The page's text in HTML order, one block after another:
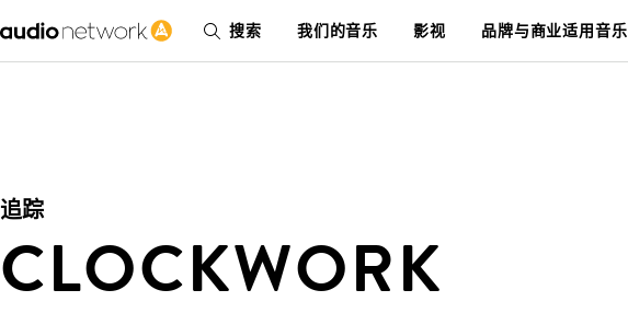
搜索 我们的音乐 影视 品牌与商业适用音乐
追踪
CLOCKWORK